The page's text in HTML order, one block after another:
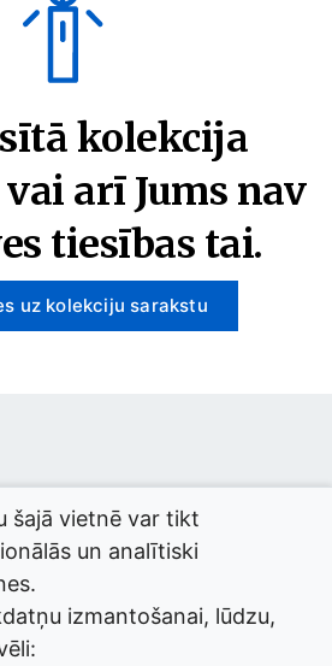
kolekcija
arī Jums nav
tiesības tai.
uz kolekciju sarakstu
Tilde.
šajā vietnē var tikt
un analītiski
izmantošanai, lūdzu,